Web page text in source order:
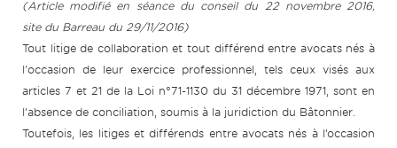
(Article modifié en séance du conseil du 22 novembre 2016,
site du Barreau du 29/11/2016)
Tout litige de collaboration et tout différend entre avocats nés à
l'occasion de leur exercice professionnel, tels ceux visés aux
articles 7 et 21 de la Loi n°71-1130 du 31 décembre 1971, sont en
l’absence de conciliation, soumis à la juridiction du Bâtonnier.
Toutefois, les litiges et différends entre avocats nés à l’occasion